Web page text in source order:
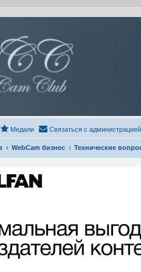
Медали Связаться с администрацией
WebCam бизнес Технические